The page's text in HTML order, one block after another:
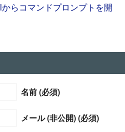
らコマンドプロンプトを開
名前 (必須)
メール (非公開) (必須)